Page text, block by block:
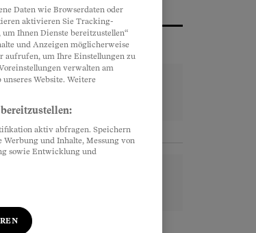
Daten wie Browserdaten oder
aktivieren Sie Tracking-
Ihnen Dienste bereitzustellen“
und Anzeigen möglicherweise
aufrufen, um Ihre Einstellungen zu
verwalten am
Website. Weitere
aktiv abfragen. Speichern
und Inhalte, Messung von
sowie Entwicklung und